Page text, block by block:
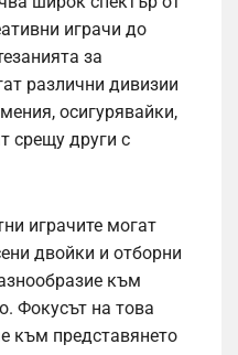
играчи до
за
различни дивизии
осигурявайки,
срещу други с
играчите могат
двойки и отборни
към
Фокусът на това
към представянето